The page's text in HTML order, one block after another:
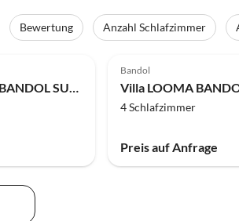
Bewertung Anzahl Schlafzimmer
Villa VILLA ALMARA BANDOL SUR MER
Bandol
Villa LOOMA
4 Schlafzimmer
Preis auf Anfrage